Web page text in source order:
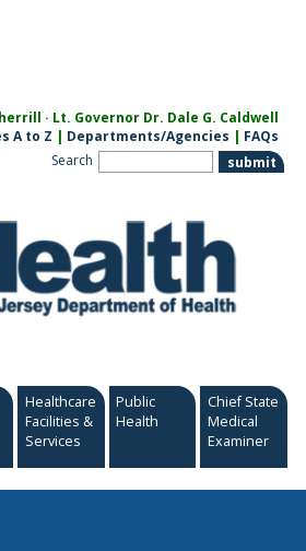
· Lt. Governor Dr. Dale G. Caldwell
A to Z | Departments/Agencies | FAQs
Search
Healthcare
Facilities &
Services
Public
Health
Chief State
Medical
Examiner